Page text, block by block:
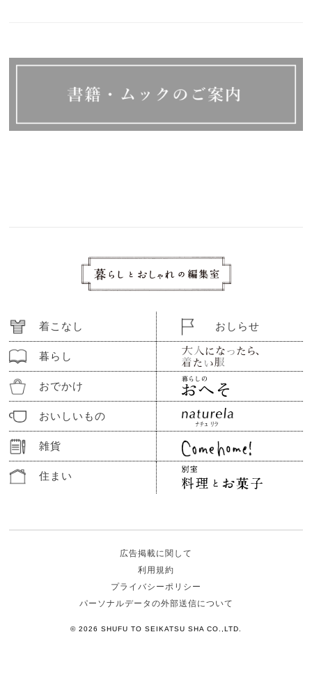
着こなし
暮らし
おでかけ
おいしいもの
雑貨
住まい
おしらせ
広告掲載に関して
利用規約
プライバシーポリシー
パーソナルデータの外部送信について
© 2026 SHUFU TO SEIKATSU SHA CO.,LTD.